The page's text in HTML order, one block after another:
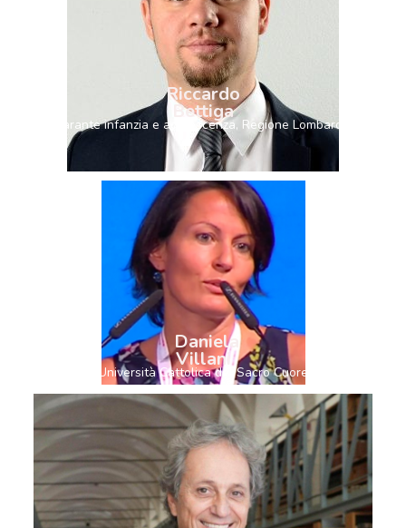
Riccardo
Bettiga
Garante infanzia e adolescenza, Regione Lombardia
Daniela
Villani
Università Cattolica del Sacro Cuore